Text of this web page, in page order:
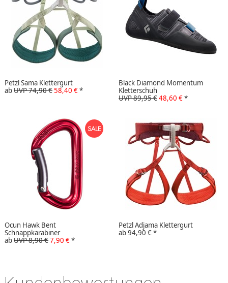
Petzl Sama Klettergurt
abUVP 74,90 €58,40 €*
Black Diamond Momentum
Kletterschuh
UVP 89,95 €48,60 €*
Ocun Hawk Bent
Schnappkarabiner
abUVP 8,90 €7,90 €*
Petzl Adjama Klettergurt
ab94,90 €*